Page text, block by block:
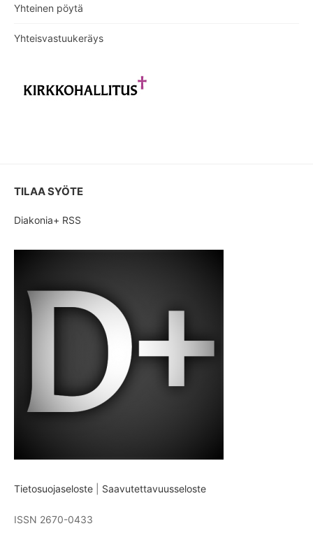
Yhteinen pöytä
Yhteisvastuukeräys
TILAA SYÖTE
Diakonia+ RSS
Tietosuojaseloste Saavutettavuusseloste
ISSN 2670-0433